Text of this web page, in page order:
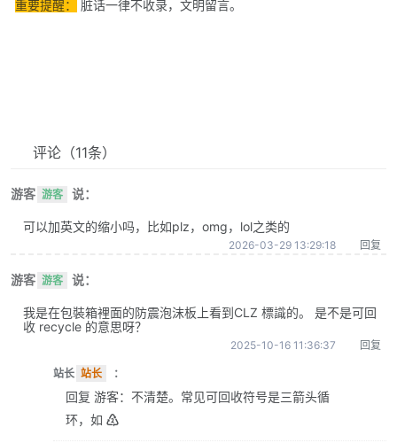
重要提醒： 脏话一律不收录，文明留言。
评论 （11条）
游客 游客 说：
可以加英文的缩小吗，比如plz，omg，lol之类的
2026-03-29 13:29:18 回复
游客 游客 说：
我是在包裝箱裡面的防震泡沫板上看到CLZ 標識的。 是不是可回
收 recycle 的意思呀？
2025-10-16 11:36:37 回复
站长 站长 ：
回复 游客：不清楚。常见可回收符号是三箭头循
环，如 ♴